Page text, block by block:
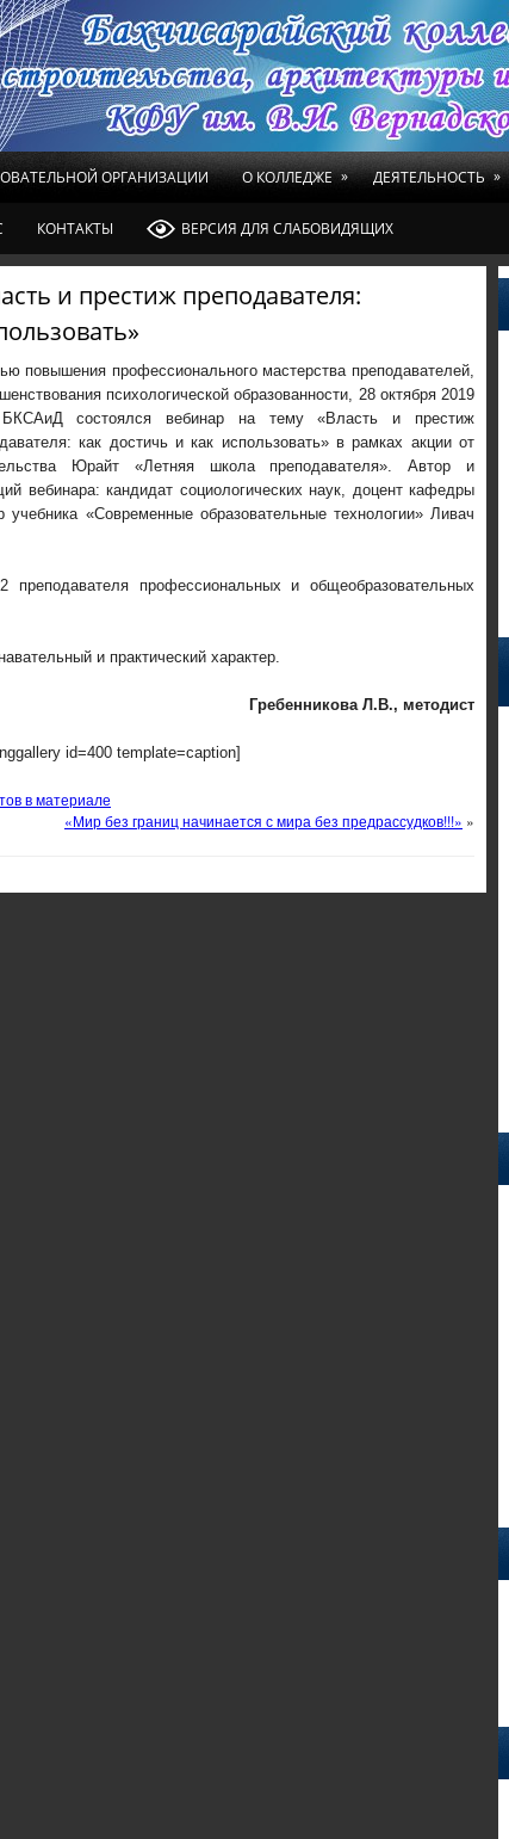
ОРГАНИЗАЦИИ О КОЛЛЕДЖЕ » ДЕЯТЕЛЬНОСТЬ »
КОНТАКТЫ ВЕРСИЯ ДЛЯ СЛАБОВИДЯЩИХ
и престиж преподавателя:
повышения профессионального мастерства преподавателей,
психологической образованности, 28 октября 2019
состоялся вебинар на тему «Власть и престиж
как достичь и как использовать» в рамках акции от
Юрайт «Летняя школа преподавателя». Автор и
вебинара: кандидат социологических наук, доцент кафедры
«Современные образовательные технологии» Ливач
преподавателя профессиональных и общеобразовательных
и практический характер.
Гребенникова Л.В., методист
id=400 template=caption]
в материале
«Мир без границ начинается с мира без предрассудков!!!» »